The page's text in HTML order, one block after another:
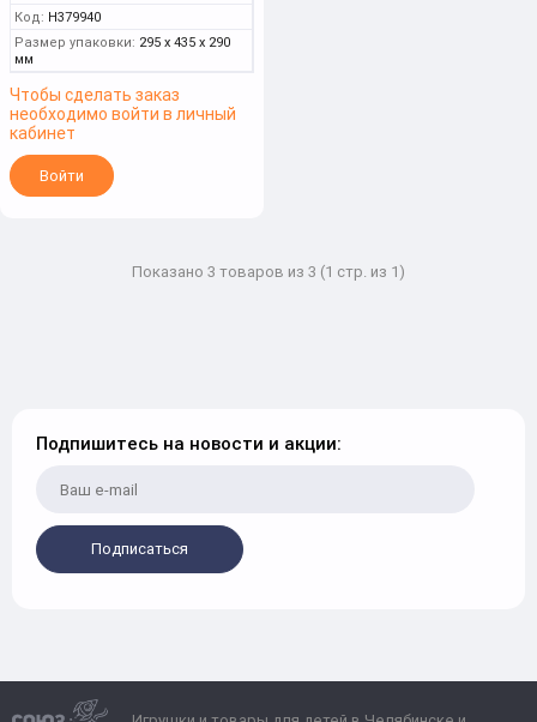
Код: Н379940
Размер упаковки: 295 x 435 x 290
мм
Чтобы сделать заказ
необходимо войти в личный
кабинет
Войти
Показано 3 товаров из 3 (1 стр. из 1)
Подпишитесь на новости и акции:
Подписаться